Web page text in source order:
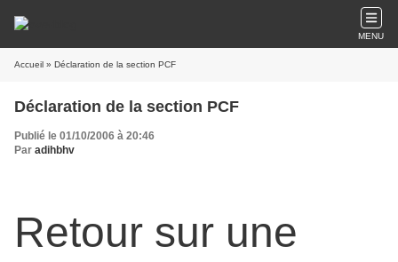
MENU
Accueil » Déclaration de la section PCF
Déclaration de la section PCF
Publié le 01/10/2006 à 20:46
Par adihbhv
Retour sur une